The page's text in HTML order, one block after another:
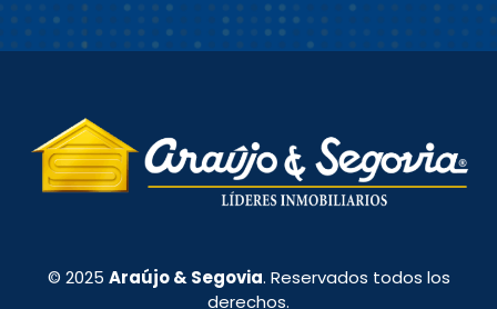
© 2025 Araújo & Segovia. Reservados todos los
derechos.